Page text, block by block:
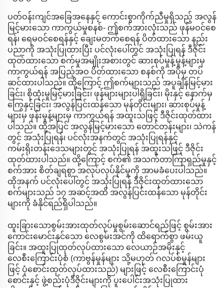
ပတ်ဝန်းကျင်အခြေအနေနှင့် ကောင်းစွာကိုက်ညီမှုရှိသည့် အလွန်
မြင့်မားသော ကာကွယ်မှုစနစ်- ဤစက်အားလုံးသည် ဖုန်မဝင်စေ
ရန်၊ ရေမဝင်စေရန်နှင့် ချေးမတက်စေရန် ပိတ်ထားသော နည်း
ပညာကို အသုံးပြုထားပြီး ပင်လုံးပေါ်တွင် အသုံးပြုရန် ဒီဇိုင်း
ထုတ်ထားသော စက်မှုအမျိုးအစားတွင် ဆားစုပ်မှုန့်မှုန့်များမှ
ကာကွယ်ရန် အပြည့်အဝ ပိတ်ထားသော စနစ်ကို အပိုမှ တပ်
ဆင်ထားပါသည်။ ထို့ကြောင့် ဤစက်များသည် အပူချိန်မြင့်မား
ခြင်း၊ စိုထုံးမှုမြင့်မားခြင်း၊ ဖုန်များများပါရှိခြင်း၊ မိုးနှင့် နောက်မှ
ကြွေနှင့်ခြင်း၊ အလွန်ပြင်းထန်သော မုန်တိုင်းများ၊ ဆားစုပ်မှုန့်
များမှ ဖုန်းမှုန့်များမှ ကာကွယ်ရန် အထူးသဖြင့် ဒီဇိုင်းထုတ်ထား
ပါသည်။ ထို့အပြင် အလွန်မြင့်မားသော တောင်တန်းများ၊ သဲကန်
တွင် အသုံးပြုရန်၊ ပင်လုံးအနက်တွင် အသုံးပြုရန်နှင့်
ကမ်းရိုးတန်းဒေသများတွင် အသုံးပြုရန် အထူးသဖြင့် ဒီဇိုင်း
ထုတ်ထားပါသည်။ ထို့ကြောင့် စက်၏ အသက်တာကြာရှည်မှုနှင့်
စက်အား စိတ်ချရစွာ အလုပ်လုပ်နိုင်မှုကို အာမခံပေးပါသည်။
ထိုအနက် ပင်လုံးပေါ်တွင် အသုံးပြုရန် ဒီဇိုင်းထုတ်ထားသော
စက်များသည် ၁၇ အဆင့်အထိ အလွန်ပြင်းထန်သော မုန်တိုင်း
များကို ခံနိုင်ရည်ရှိပါသည်။
ထူးခြားသောစွမ်းအားထုတ်လုပ်မှုစွမ်းဆောင်ရည်ဖြင့် စွမ်းအား
ကောင်းမောင်းနှင်သော လေစွမ်းအင်ကို ထိရောက်စွာ ဖမ်းယူ
ခြင်း။ အထူးပြုထုတ်လုပ်ထားသော လေယာဉ်အမိုးနှင့်
လေစီးကြောင်းပုံစံ (ကာဗွန်မှုန်များ သို့မဟုတ် ဂလပ်စ်မှုန်များ
ဖြင့် ပုံစောင်းထုတ်လုပ်ထားသည်) များဖြင့် လေစီးကြောင်းပုံ
စောင်းနှင့် ဖွဲ့စည်းပုံဒီဇိုင်းများကို ပူးပေါင်းအသုံးပြုထား